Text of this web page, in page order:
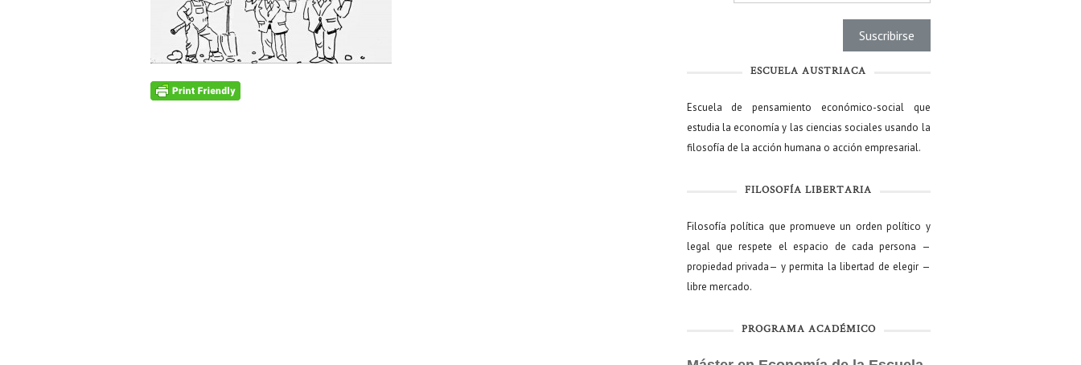
ESCUELA AUSTRIACA
Escuela de pensamiento económico-social que
estudia la economía y las ciencias sociales usando la
filosofía de la acción humana o acción empresarial.
FILOSOFÍA LIBERTARIA
Filosofía política que promueve un orden político y
legal que respete el espacio de cada persona —
propiedad privada— y permita la libertad de elegir —
libre mercado.
PROGRAMA ACADÉMICO